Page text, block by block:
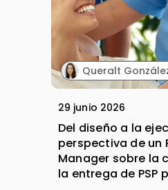
29 junio 2026
Del diseño a la
perspectiva de un
Manager sobre la
la entrega de PSP